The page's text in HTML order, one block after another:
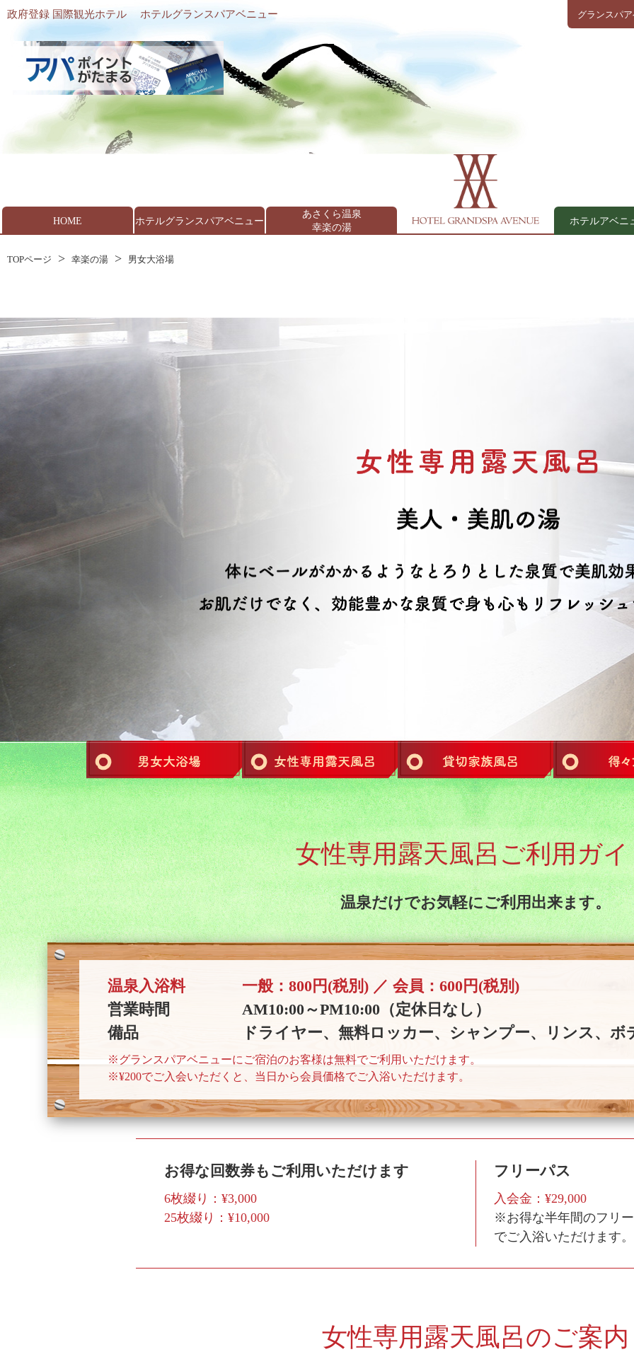
政府登録 国際観光ホテル ホテルグランスパアベニュー グランスパ
HOME ホテルグランスパアベニュー
あさくら温泉
幸楽の湯
ホテルアベニ
TOPページ 幸楽の湯 男女大浴場
女性専用露天風呂ご利用ガ
温泉だけでお気軽にご利用出来ます。
温泉入浴料
一般：800円(税別) ／ 会員：600円(税別)
営業時間
AM10:00～PM10:00（定休日なし）
備品
ドライヤー、無料ロッカー、シャンプー、リンス、ボ
※グランスパアベニューにご宿泊のお客様は無料でご利用いただけます。
※¥200でご入会いただくと、当日から会員価格でご入浴いただけます。
お得な回数券もご利用いただけます
6枚綴り：¥3,000
25枚綴り：¥10,000
フリーパス
入会金：¥29,000
※お得な半年間のフリ
でご入浴いただけます。
女性専用露天風呂のご案内